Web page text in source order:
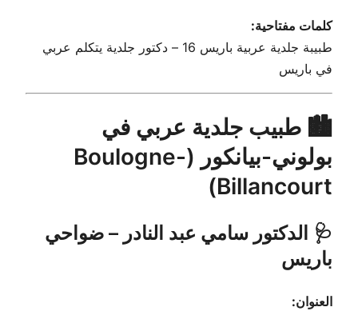
كلمات مفتاحية:
طبيبة جلدية عربية باريس 16 – دكتور جلدية يتكلم عربي
في باريس
🏙️ طبيب جلدية عربي في
بولوني-بيانكور (Boulogne-
Billancourt)
🩺 الدكتور سامي عبد النادر – ضواحي
باريس
العنوان: